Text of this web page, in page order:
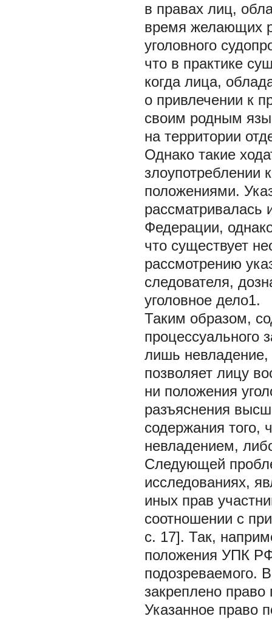
в правах лиц,
время желающих
уголовного
что в практике
когда лица,
о привлечении к
своим родным
на территории
Однако такие
злоупотреблении
положениями.
рассматривалась
Федерации,
что существует
рассмотрению
следователя,
уголовное дело1.
Таким образом,
процессуального
лишь невладение,
позволяет лицу
ни положения
разъяснения
содержания того,
невладением,
Следующей
исследованиях,
иных прав
соотношении с
с. 17]. Так,
положения УПК
подозреваемого.
закреплено
Указанное право